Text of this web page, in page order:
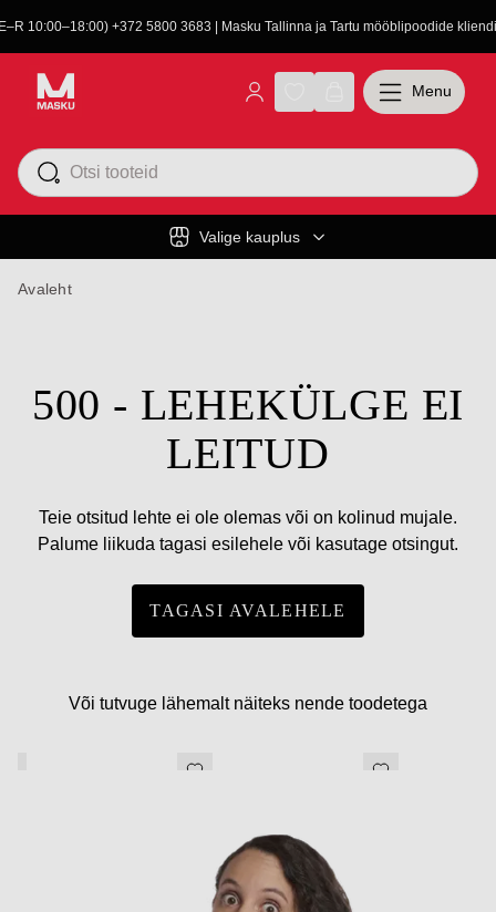
10:00–18:00) +372 5800 3683 | Masku Tallinna ja Tartu mööblipoodide
Valige kauplus
Menu
Avaleht
500 - LEHEKÜLGE EI
LEITUD
Teie otsitud lehte ei ole olemas või on kolinud mujale.
Palume liikuda tagasi esilehele või kasutage otsingut.
TAGASI AVALEHELE
Või tutvuge lähemalt näiteks nende toodetega